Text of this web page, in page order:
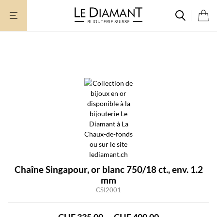
Chaîne Singapour, or blanc 750/18 ct., env. 1.2
mm
CSI2001